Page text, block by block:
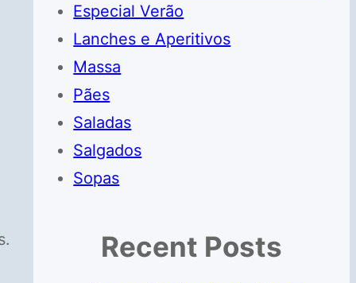
Especial Verão
Lanches e Aperitivos
Massa
Pães
Saladas
Salgados
Sopas
Recent Posts